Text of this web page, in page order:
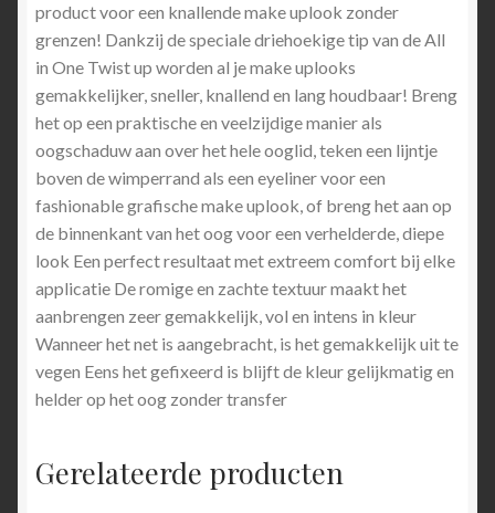
product voor een knallende make uplook zonder
grenzen! Dankzij de speciale driehoekige tip van de All
in One Twist up worden al je make uplooks
gemakkelijker, sneller, knallend en lang houdbaar! Breng
het op een praktische en veelzijdige manier als
oogschaduw aan over het hele ooglid, teken een lijntje
boven de wimperrand als een eyeliner voor een
fashionable grafische make uplook, of breng het aan op
de binnenkant van het oog voor een verhelderde, diepe
look Een perfect resultaat met extreem comfort bij elke
applicatie De romige en zachte textuur maakt het
aanbrengen zeer gemakkelijk, vol en intens in kleur
Wanneer het net is aangebracht, is het gemakkelijk uit te
vegen Eens het gefixeerd is blijft de kleur gelijkmatig en
helder op het oog zonder transfer
Gerelateerde producten